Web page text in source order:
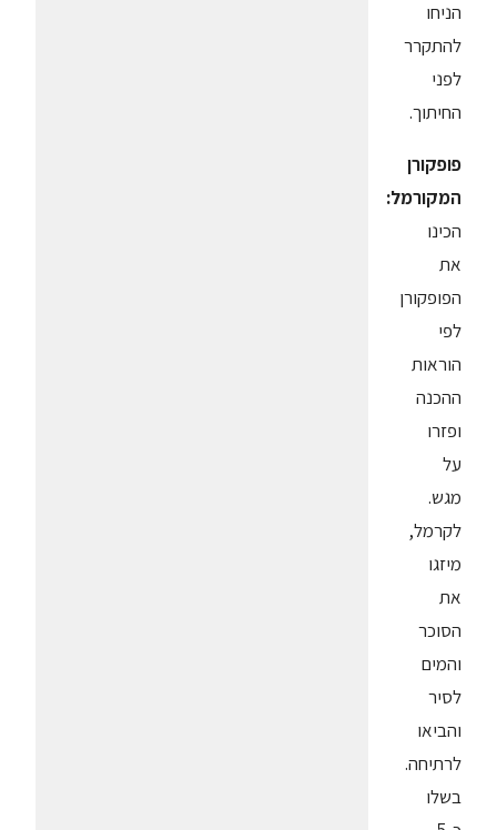
הניחו
להתקרר
לפני
החיתוך.
פופקורן
המקורמל:
הכינו
את
הפופקורן
לפי
הוראות
ההכנה
ופזרו
על
מגש.
לקרמל,
מיזגו
את
הסוכר
והמים
לסיר
והביאו
לרתיחה.
בשלו